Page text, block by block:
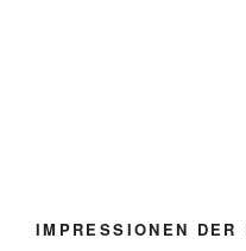
IMPRESSIONEN DER